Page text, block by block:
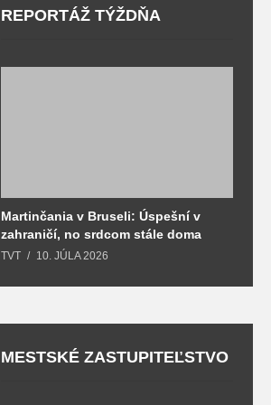
REPORTÁŽ TÝŽDŇA
Martinčania v Bruseli: Úspešní v
zahraničí, no srdcom stále doma
TVT 10. JÚLA 2026
MESTSKÉ ZASTUPITEĽSTVO